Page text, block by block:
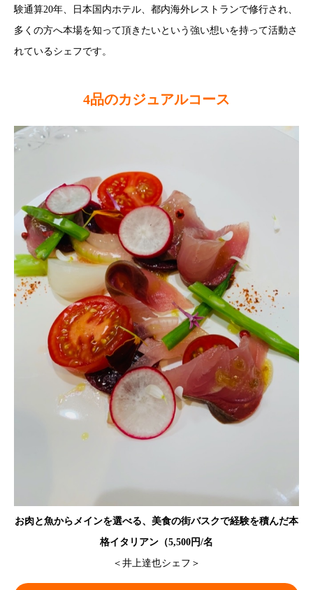
験通算20年、日本国内ホテル、都内海外レストランで修行され、
多くの方へ本場を知って頂きたいという強い想いを持って活動さ
れているシェフです。
4品のカジュアルコース
お肉と魚からメインを選べる、美食の街バスクで経験を積んだ本
格イタリアン（5,500円/名
＜井上達也シェフ＞